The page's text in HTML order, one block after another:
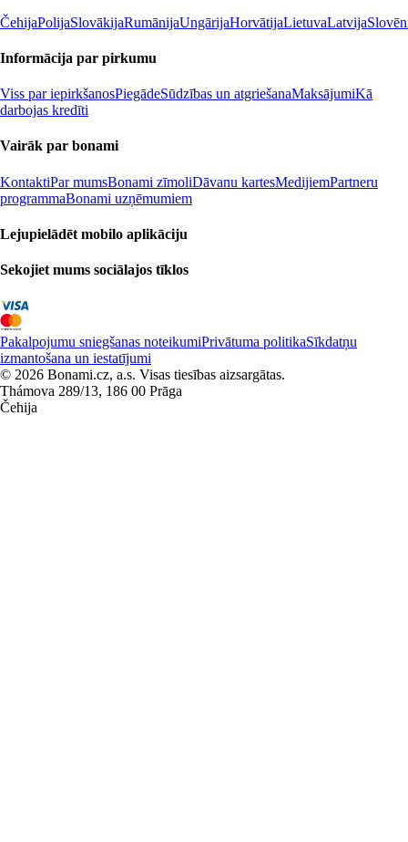
ČehijaPolijaSlovākijaRumānijaUngārijaHorvātijaLietuvaLatvija
Informācija par pirkumu
Viss par iepirkšanosPiegādeSūdzības un atgriešanaMaksājumiKā
darbojas kredīti
Vairāk par bonami
KontaktiPar mumsBonami zīmoliDāvanu kartesMedijiemPartneru
programmaBonami uzņēmumiem
Lejupielādēt mobilo aplikāciju
Sekojiet mums sociālajos tīklos
Pakalpojumu sniegšanas noteikumiPrivātuma politikaSīkdatņu
izmantošana un iestatījumi
© 2026 Bonami.cz, a.s. Visas tiesības aizsargātas.
Thámova 289/13, 186 00 Prāga
Čehija